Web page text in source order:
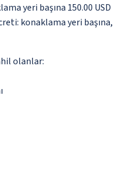
yeri başına 150.00 USD
konaklama yeri başına,
olanlar: